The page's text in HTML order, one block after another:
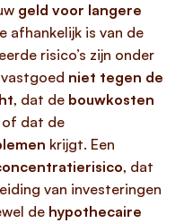
geld voor langere
afhankelijk is van de
risico’s zijn onder
niet tegen de
, dat de bouwkosten
dat de
krijgt. Een
, dat
van investeringen
de hypothecaire